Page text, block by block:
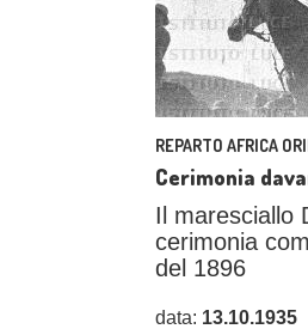
REPARTO AFRICA
Cerimonia
Il maresciallo
cerimonia
del 1896
data: 13.10.1935